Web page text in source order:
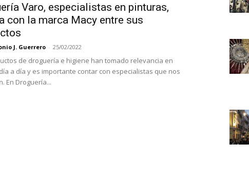
Varo, especialistas en pinturas,
con la marca Macy entre sus
J. Guerrero - 25/02/2022
de droguería e higiene han tomado relevancia en
a día y es importante contar con especialistas que nos
asesoren. En Droguería...